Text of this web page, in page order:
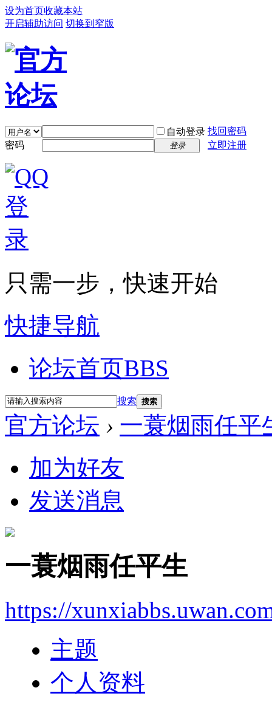
设为首页收藏本站
开启辅助访问 切换到窄版
自动登录 找回密码
密码
登录 立即注册
只需一步，快速开始
快捷导航
论坛首页BBS
搜索 搜索
官方论坛 › 一蓑烟雨任平
加为好友
发送消息
一蓑烟雨任平生
https://
主题
个人资料